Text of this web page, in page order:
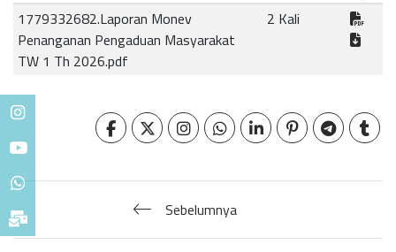
1779332682.Laporan Monev
Penanganan Pengaduan Masyarakat
TW 1 Th 2026.pdf
2 Kali
Sebelumnya